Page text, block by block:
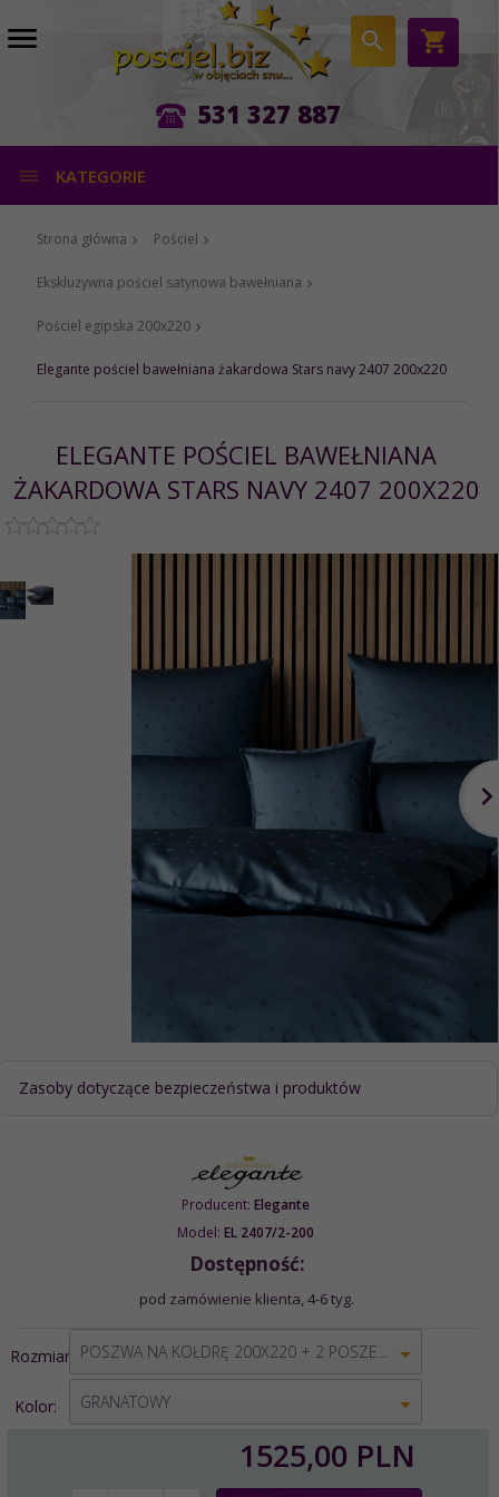
531 327 887
KATEGORIE
Strona główna Pościel
Ekskluzywna pościel satynowa bawełniana
Pościel egipska 200x220
Elegante pościel bawełniana żakardowa Stars navy 2407 200x220
ELEGANTE POŚCIEL BAWEŁNIANA
ŻAKARDOWA STARS NAVY 2407 200X220
Zasoby dotyczące bezpieczeństwa i produktów
Producent: Elegante
Model: EL 2407/2-200
Dostępność:
pod zamówienie klienta, 4-6 tyg.
Rozmiar: POSZWA NA KOŁDRĘ 200X220 + 2 POSZEWKI 80X80
Kolor: GRANATOWY
1525,00 PLN